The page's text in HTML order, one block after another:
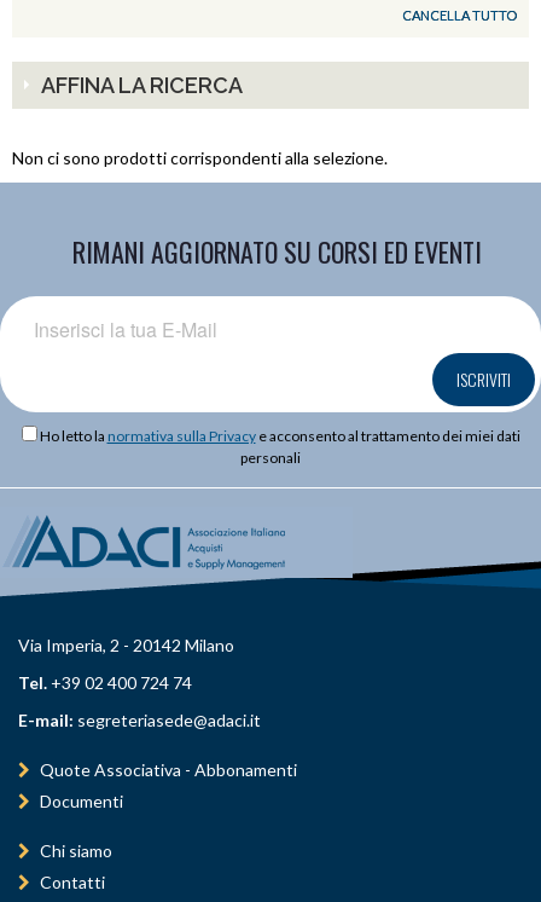
CANCELLA TUTTO
AFFINA LA RICERCA
Non ci sono prodotti corrispondenti alla selezione.
RIMANI AGGIORNATO SU CORSI ED EVENTI
ISCRIVITI
Ho letto la normativa sulla Privacye acconsento al trattamento dei miei dati
personali
Via Imperia, 2 - 20142 Milano
Tel. +39 02 400 724 74
E-mail: segreteriasede@adaci.it
Quote Associativa - Abbonamenti
Documenti
Chi siamo
Contatti